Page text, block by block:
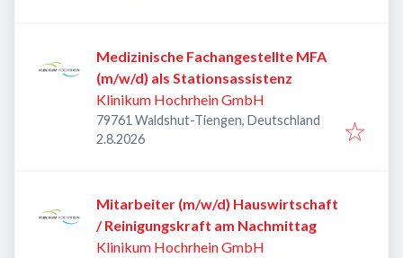
Medizinische Fachangestellte MFA
(m/w/d) als Stationsassistenz
Klinikum Hochrhein GmbH
79761 Waldshut-Tiengen, Deutschland
Veröffentlicht
2.8.2026
Mitarbeiter (m/w/d) Hauswirtschaft
/ Reinigungskraft am Nachmittag
Klinikum Hochrhein GmbH